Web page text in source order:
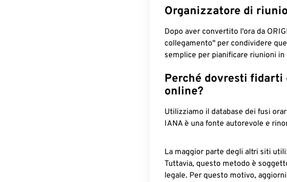
Organizzatore di
Dopo aver convertito l'ora da
collegamento" per condividere
semplice per pianificare riunioni
Perché dovresti
online?
Utilizziamo il database dei fusi
IANA è una fonte autorevole e
La maggior parte degli altri siti
Tuttavia, questo metodo è
legale. Per questo motivo,